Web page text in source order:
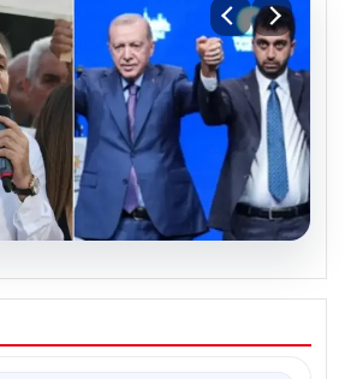
İradesine Saygı’
Çelik ne olduğunu tek